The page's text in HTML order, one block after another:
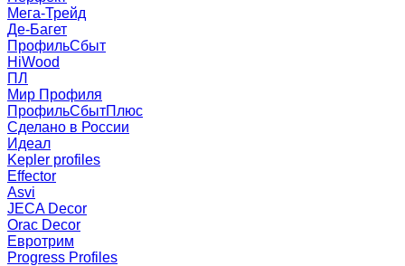
Мега-Трейд
Де-Багет
ПрофильСбыт
HiWood
ПЛ
Мир Профиля
ПрофильСбытПлюс
Сделано в России
Идеал
Kepler profiles
Effector
Asvi
JECA Decor
Orac Decor
Евротрим
Progress Profiles